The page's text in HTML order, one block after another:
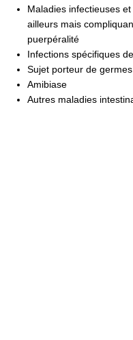
Maladies infectieuses
ailleurs mais
puerpéralité
Infections spécifiques
Sujet porteur de
Amibiase
Autres maladies